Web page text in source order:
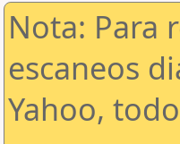
Nota: Para
escaneos
Yahoo,